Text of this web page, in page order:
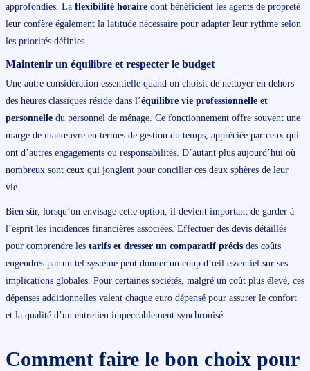
approfondies. La flexibilité horairedont bénéficient les agents de propreté
leur confère également la latitude nécessaire pour adapter leur rythme selon
les priorités définies.
Maintenir un équilibre et respecter le budget
Une autre considération essentielle quand on choisit de nettoyer en dehors
des heures classiques réside dans l’équilibre vie professionnelle et
personnelledu personnel de ménage. Ce fonctionnement offre souvent une
marge de manœuvre en termes de gestion du temps, appréciée par ceux qui
ont d’autres engagements ou responsabilités. D’autant plus aujourd’hui où
nombreux sont ceux qui jonglent pour concilier ces deux sphères de leur
vie.
Bien sûr, lorsqu’on envisage cette option, il devient important de garder à
l’esprit les incidences financières associées. Effectuer des devis détaillés
pour comprendre les tarifs et dresser un comparatif précisdes coûts
engendrés par un tel système peut donner un coup d’œil essentiel sur ses
implications globales. Pour certaines sociétés, malgré un coût plus élevé, ces
dépenses additionnelles valent chaque euro dépensé pour assurer le confort
et la qualité d’un entretien impeccablement synchronisé.
Comment faire le bon choix pour